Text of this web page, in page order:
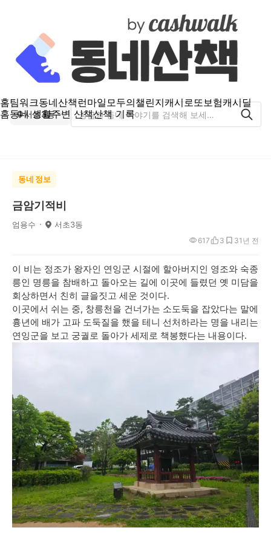
홈팀워크동네산책런마일모두의챌린지캐시로또보험캐시딜
홈동네 생활주변 산책산책 기록
서초3동
동네 정보
금암기적비
엄용수 서초3동
1년 전
617 3 3
이 비는 정조가 왕자인 연잉군 시절에 할아버지인 영조와 숙종
릉인 명릉을 참배하고 돌아오는 길에 이곳에 들렸던 옛 미담을
회상하면서 친히 글을짓고 세운 것이다.
이곳에서 쉬는 중, 창릉천을 건너가는 소도둑을 잡았다는 말에
흉년에 배가 고파 도둑질을 했을 테니 선처하라는 명을 내리는
연잉군을 보고 궁궐로 돌아가 세제로 책봉했다는 내용이다.